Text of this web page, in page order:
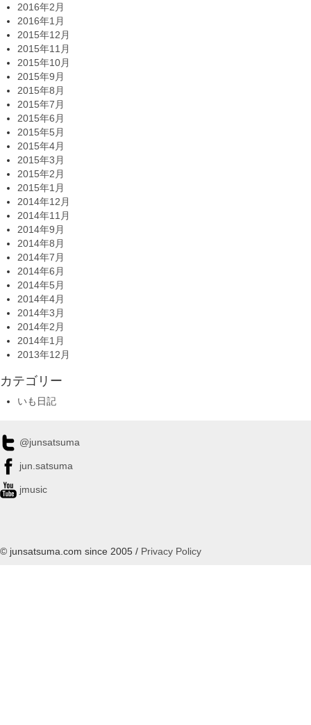
2016年2月
2016年1月
2015年12月
2015年11月
2015年10月
2015年9月
2015年8月
2015年7月
2015年6月
2015年5月
2015年4月
2015年3月
2015年2月
2015年1月
2014年12月
2014年11月
2014年9月
2014年8月
2014年7月
2014年6月
2014年5月
2014年4月
2014年3月
2014年2月
2014年1月
2013年12月
カテゴリー
いも日記
@junsatsuma
jun.satsuma
jmusic
© junsatsuma.com since 2005 / Privacy Policy